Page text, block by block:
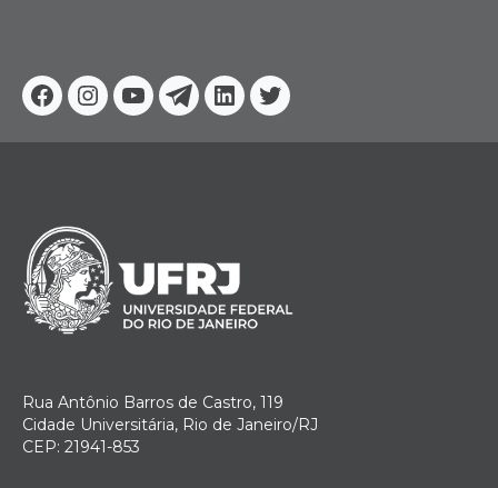
Facebook
Instagram
YoutubeTelegram
Linkedin
Twitter
Rua Antônio Barros de Castro, 119
Cidade Universitária, Rio de Janeiro/RJ
CEP: 21941-853